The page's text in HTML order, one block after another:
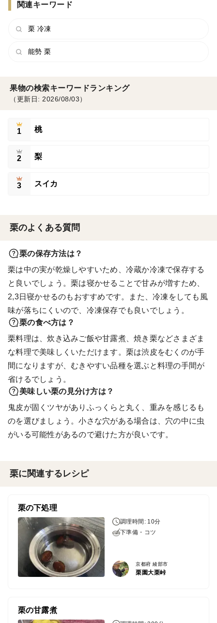
関連キーワード
栗 冷凍
能勢 栗
果物の検索キーワードランキング
（更新日: 2026/08/03）
1 桃
2 梨
3 スイカ
栗のよくある質問
栗の保存方法は？
栗は中の実が乾燥しやすいため、冷蔵か冷凍で保存する
と良いでしょう。栗は寝かせることで甘みが増すため、
2,3日寝かせるのもおすすめです。また、冷凍をしても風
味が落ちにくいので、冷凍保存でも良いでしょう。
栗の食べ方は？
栗料理は、炊き込みご飯や甘露煮、焼き栗などさまざま
な料理で美味しくいただけます。栗は渋皮をむくのが手
間になりますが、むきやすい品種を選ぶと料理の手間が
省けるでしょう。
美味しい栗の見分け方は？
鬼皮が固くツヤがありふっくらと丸く、重みを感じるも
のを選びましょう。小さな穴がある場合は、穴の中に虫
がいる可能性があるので避けた方が良いです。
栗に関連するレシピ
栗の下処理
調理時間: 10分
下準備・コツ
京都府 綾部市
栗園大栗峠
栗の甘露煮